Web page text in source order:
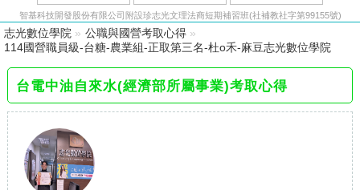
智基科技開發股份有限公司附設珍志光文理法商短期補習班(社補教社字第99155號)
志光數位學院 » 公職與國營考取心得 »
114國營職員級-台糖-農業組-正取第三名-杜o禾-麻豆志光數位學院
台電中油自來水(經濟部所屬事業)考取心得